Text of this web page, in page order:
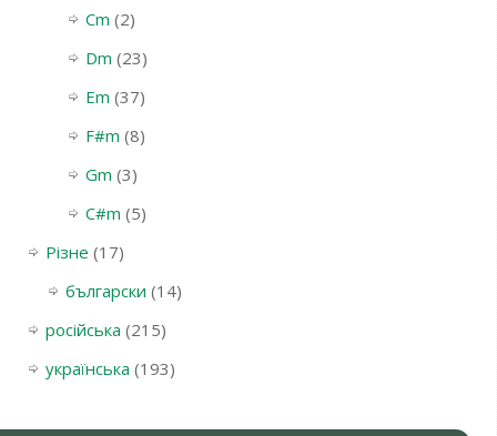
Cm (2)
Dm (23)
Em (37)
F#m (8)
Gm (3)
С#m (5)
Різне (17)
български (14)
російська (215)
українська (193)